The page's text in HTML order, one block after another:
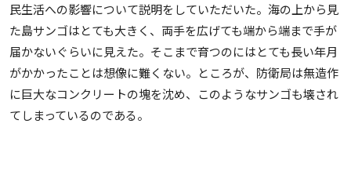
民生活への影響について説明をしていただいた。海の上から見
た島サンゴはとても大きく、両手を広げても端から端まで手が
届かないぐらいに見えた。そこまで育つのにはとても長い年月
がかかったことは想像に難くない。ところが、防衛局は無造作
に巨大なコンクリートの塊を沈め、このようなサンゴも壊され
てしまっているのである。